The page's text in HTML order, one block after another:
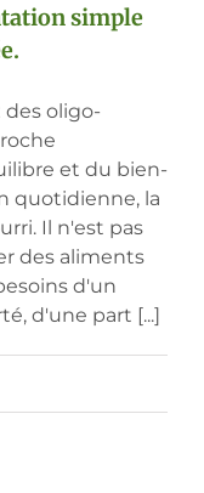
simple
des oligo-
et du bien-
quotidienne, la
Il n'est pas
des aliments
d'un
d'une part [...]